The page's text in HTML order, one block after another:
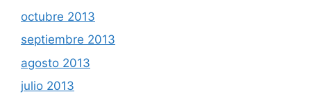
octubre 2013
septiembre 2013
agosto 2013
julio 2013